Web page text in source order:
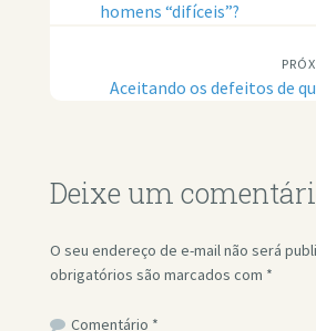
homens “difíceis”?
Aceitando os defeitos de
Deixe um
O seu endereço de e-mail não será
obrigatórios são marcados com *
Comentário *